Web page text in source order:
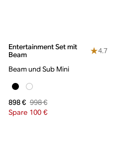
Entertainment Set mit
Beam
4.7
Beam und Sub Mini
898 € 998 €
Spare 100 €